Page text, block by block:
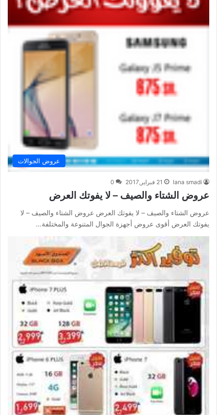
عروض الجوالات
lana smadi 21 فبراير,2017 0
عروض الشتاء والصيف – لا يفوتك العرض
عروض الشتاء والصيف – لا يفوتك العرض عروض الشتاء والصيف – لا
يفوتك العرض أقوى عروض أجهزة الجوال المتنوعة والمختلفة…